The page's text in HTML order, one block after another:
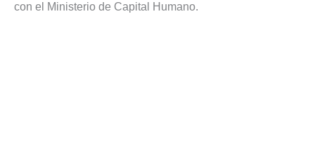
con el Ministerio de Capital Humano.